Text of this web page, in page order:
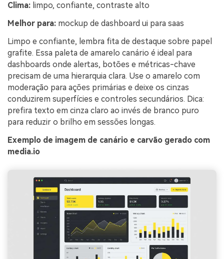
Clima: limpo, confiante, contraste alto
Melhor para: mockup de dashboard ui para saas
Limpo e confiante, lembra fita de destaque sobre papel
grafite. Essa paleta de amarelo canário é ideal para
dashboards onde alertas, botões e métricas-chave
precisam de uma hierarquia clara. Use o amarelo com
moderação para ações primárias e deixe os cinzas
conduzirem superfícies e controles secundários. Dica:
prefira texto em cinza claro ao invés de branco puro
para reduzir o brilho em sessões longas.
Exemplo de imagem de canário e carvão gerado com
media.io